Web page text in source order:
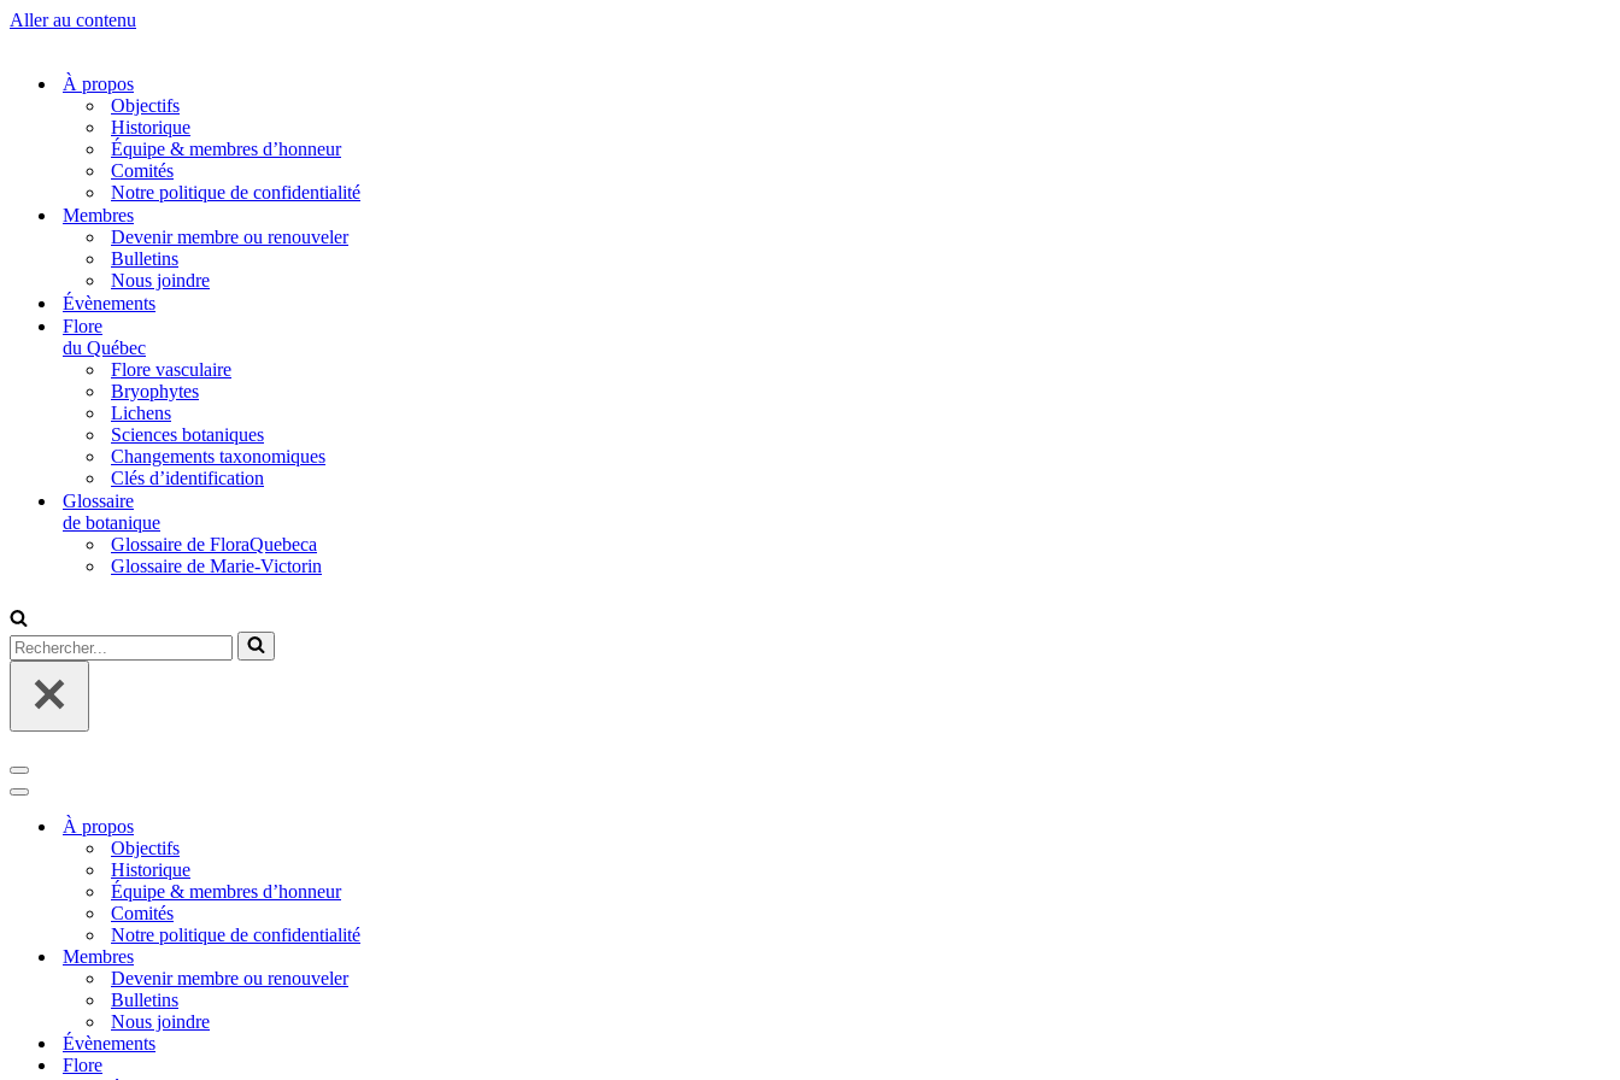
Aller au contenu
À propos
Objectifs
Historique
Équipe & membres d’honneur
Comités
Notre politique de confidentialité
Membres
Devenir membre ou renouveler
Bulletins
Nous joindre
Évènements
Flore
du Québec
Flore vasculaire
Bryophytes
Lichens
Sciences botaniques
Changements taxonomiques
Clés d’identification
Glossaire
de botanique
Glossaire de FloraQuebeca
Glossaire de Marie-Victorin
Rechercher...
Menu
de
navigation
Menu
navigationÀ propos
Objectifs
Historique
Équipe & membres d’honneur
Comités
Notre politique de confidentialité
Membres
Devenir membre ou renouveler
Bulletins
Nous joindre
Évènements
Flore